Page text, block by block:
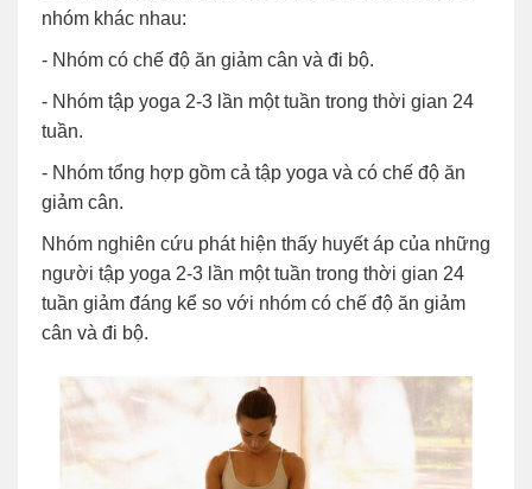
nhóm khác nhau:
- Nhóm có chế độ ăn giảm cân và đi bộ.
- Nhóm tập yoga 2-3 lần một tuần trong thời gian 24
tuần.
- Nhóm tổng hợp gồm cả tập yoga và có chế độ ăn
giảm cân.
Nhóm nghiên cứu phát hiện thấy huyết áp của những
người tập yoga 2-3 lần một tuần trong thời gian 24
tuần giảm đáng kể so với nhóm có chế độ ăn giảm
cân và đi bộ.